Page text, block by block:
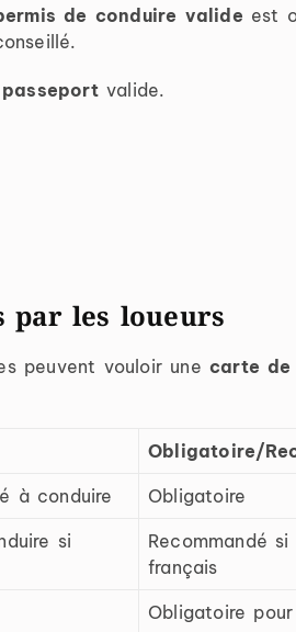
de conduire valide est
passeportvalide.
par les loueurs
peuvent vouloir unecarte
Obligatoire/
à conduire Obligatoire
si
Recommandé
français
Obligatoire